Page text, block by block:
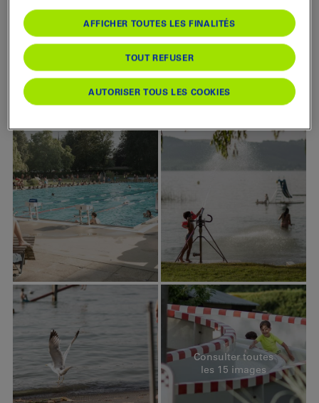
Consulter toutes
les 15 images
AFFICHER TOUTES LES FINALITÉS
TOUT REFUSER
AUTORISER TOUS LES COOKIES